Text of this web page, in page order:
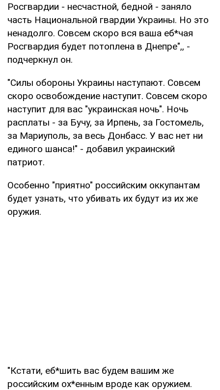
Росгвардии - несчастной, бедной - заняло
часть Национальной гвардии Украины. Но это
ненадолго. Совсем скоро вся ваша еб*чая
Росгвардия будет потоплена в Днепре",, -
подчеркнул он.
"Силы обороны Украины наступают. Совсем
скоро освобождение наступит. Совсем скоро
наступит для вас "украинская ночь". Ночь
расплаты - за Бучу, за Ирпень, за Гостомель,
за Мариуполь, за весь Донбасс. У вас нет ни
единого шанса!" - добавил украинский
патриот.
Особенно "приятно" российским оккупантам
будет узнать, что убивать их будут из их же
оружия.
"Кстати, еб*шить вас будем вашим же
российским ох*енным вроде как оружием.